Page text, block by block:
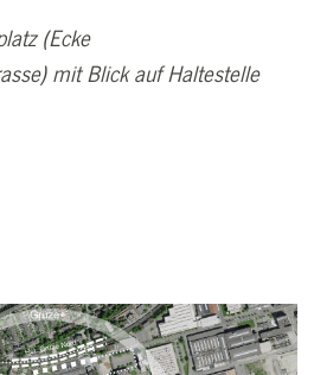
(Ecke
mit Blick auf Haltestelle